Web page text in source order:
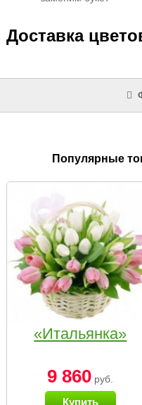
Доставка
Популярные
«Итальянка»
9 860 руб.
Купить